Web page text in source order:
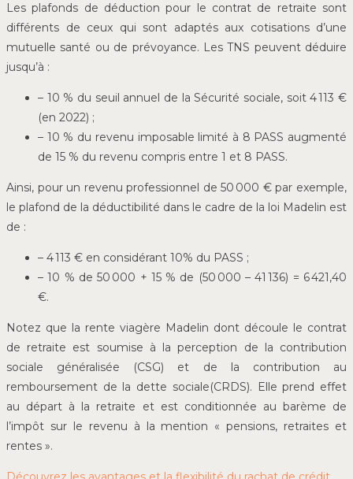
Les plafonds de déduction pour le contrat de retraite sont
différents de ceux qui sont adaptés aux cotisations d’une
mutuelle santé ou de prévoyance. Les TNS peuvent déduire
jusqu’à :
– 10 % du seuil annuel de la Sécurité sociale, soit 4 113 €
(en 2022) ;
– 10 % du revenu imposable limité à 8 PASS augmenté
de 15 % du revenu compris entre 1 et 8 PASS.
Ainsi, pour un revenu professionnel de 50 000 € par exemple,
le plafond de la déductibilité dans le cadre de la loi Madelin est
de :
– 4 113 € en considérant 10% du PASS ;
– 10 % de 50 000 + 15 % de (50 000 – 41 136) = 6 421,40
€.
Notez que la rente viagère Madelin dont découle le contrat
de retraite est soumise à la perception de la contribution
sociale généralisée (CSG) et de la contribution au
remboursement de la dette sociale(CRDS). Elle prend effet
au départ à la retraite et est conditionnée au barème de
l’impôt sur le revenu à la mention « pensions, retraites et
rentes ».